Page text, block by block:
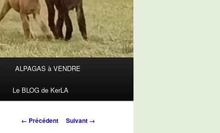
ALPAGAS à VENDRE
Le BLOG de KerLA
Navigation
← Précédent Suivant →